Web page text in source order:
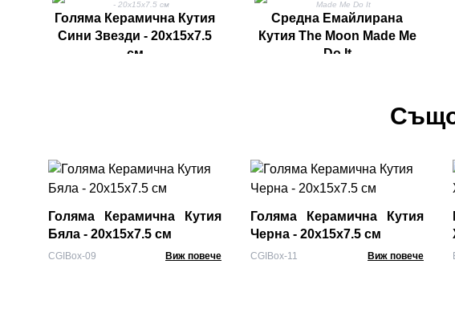
Голяма Керамична Кутия
Сини Звезди - 20x15x7.5
см
Средна Емайлирана
Кутия The Moon Made Me
Do It
Голяма Керамична Кутия
Бяла - 20x15x7.5 см
CGIBox-09 Виж повече
Голяма Керамична Кутия
Черна - 20x15x7.5 см
CGIBox-11 Виж повече